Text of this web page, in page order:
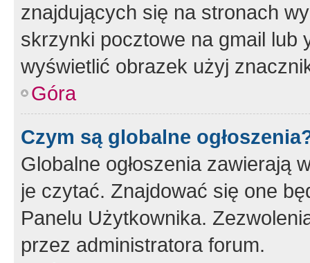
znajdujących się na stronach
skrzynki pocztowe na gmail lub
wyświetlić obrazek użyj
Góra
Czym są globalne
Globalne ogłoszenia zawierają
je czytać. Znajdować się one
Panelu Użytkownika.
przez administratora forum.